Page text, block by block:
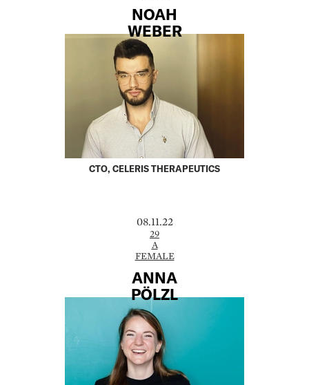
NOAH
WEBER
CTO, CELERIS THERAPEUTICS
08.11.22
29
A
FEMALE
ANNA
PÖLZL